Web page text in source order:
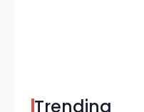
Trending